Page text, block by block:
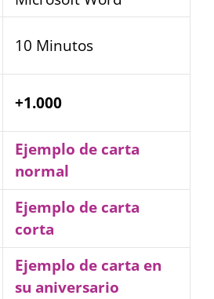
10 Minutos
+1.000
Ejemplo de carta
normal
Ejemplo de carta
corta
Ejemplo de carta en
su aniversario